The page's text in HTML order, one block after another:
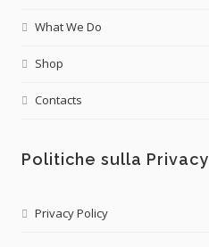
What We Do
Shop
Contacts
Politiche sulla Privacy
Privacy Policy